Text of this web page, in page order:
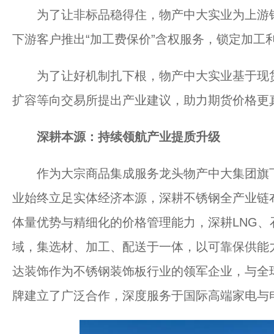
为了让非标品稳得住，物产中大实业为上游
下游客户推出“加工费保价”含权服务，锁定加工
为了让好机制扎下根，物产中大实业基于现
扩容等向交易所提出产业建议，助力期货价格更
深耕本源：持续领航产业提质升级
作为大宗商品集成服务龙头物产中大集团旗
业始终立足实体经济本源，深耕不锈钢全产业
体量优势与精细化的价格管理能力，深耕LNG
域，集选材、加工、配送于一体，以可靠保供
达装饰作为不锈钢装饰板行业的领军企业，与
牌建立了广泛合作，深度服务于国际高端家电与